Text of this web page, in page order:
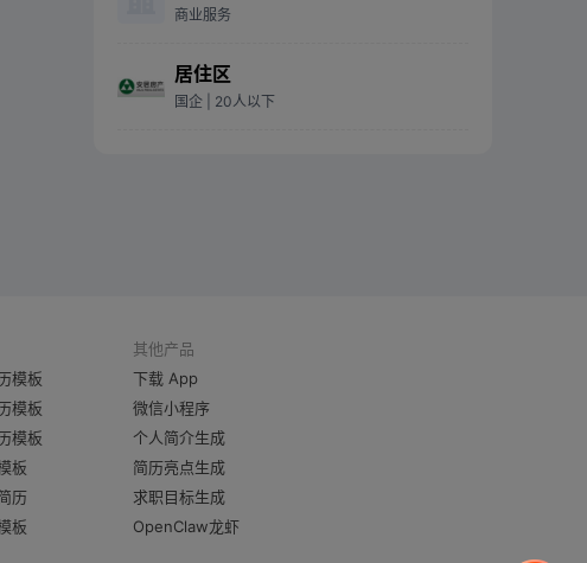
商业服务
居住区
国企 | 20人以下
模板
模板
模板
板
历
板
其他产品
下载 App
微信小程序
个人简介生成
简历亮点生成
求职目标生成
OpenClaw龙虾